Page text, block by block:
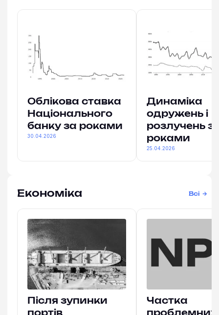
Облікова ставка
Національного
банку за роками
30.04.2026
Динаміка
одружень і
розлучень
роками
25.04.2026
Економіка Всі
Після зупинки
Частка